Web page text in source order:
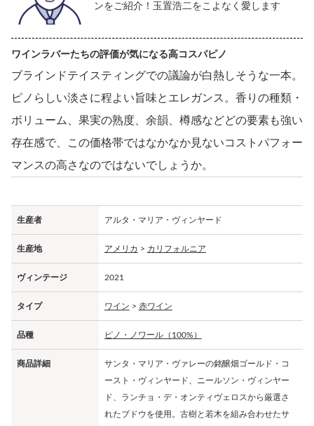
ンをご紹介！玉置浩二をこよなく愛します
ワインラバーたちの評価が気になる高コスパピノ
ブラインドテイスティングでの議論が白熱しそうな一本。
ピノらしい淡さに程よい旨味とエレガンス。香りの種類・
ボリューム、果実の熟度、余韻、樽感などどの要素も強い
存在感で、この価格帯ではなかなか見ないコストパフォー
マンスの高さなのではないでしょうか。
生産者 アルタ・マリア・ヴィンヤード
生産地 アメリカ > カリフォルニア
ヴィンテージ 2021
タイプ ワイン > 赤ワイン
品種 ピノ・ノワール（100%）
商品詳細
サンタ・マリア・ヴァレーの銘醸畑ゴールド・コ
ースト・ヴィンヤード、ニールソン・ヴィンヤー
ド、ランチョ・デ・オンティヴェロスから厳選さ
れたブドウを使用。古樹と若木を組み合わせたサ